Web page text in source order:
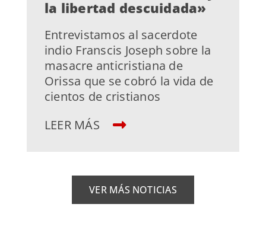
la libertad descuidada»
Entrevistamos al sacerdote
indio Franscis Joseph sobre la
masacre anticristiana de
Orissa que se cobró la vida de
cientos de cristianos
LEER MÁS
VER MÁS NOTICIAS